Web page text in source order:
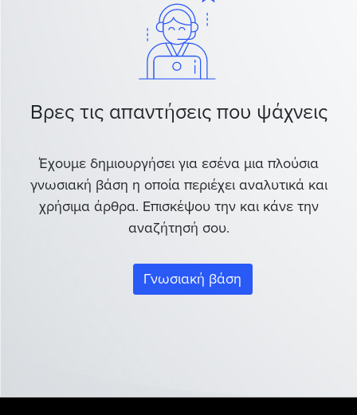
Βρες τις απαντήσεις που ψάχνεις
Έχουμε δημιουργήσει για εσένα μια πλούσια
γνωσιακή βάση η οποία περιέχει αναλυτικά και
χρήσιμα άρθρα. Επισκέψου την και κάνε την
αναζήτησή σου.
Γνωσιακή βάση